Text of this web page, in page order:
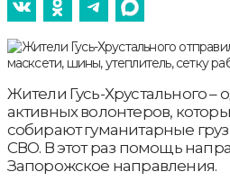
Жители Гусь-Хрустального –
активных волонтеров,
собирают гуманитарные
СВО. В этот раз помощь
Запорожское направления.